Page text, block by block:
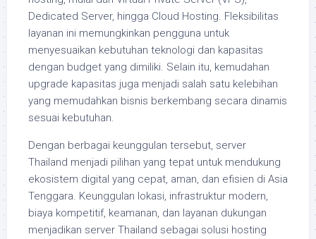
Dedicated Server, hingga Cloud Hosting. Fleksibilitas
layanan ini memungkinkan pengguna untuk
menyesuaikan kebutuhan teknologi dan kapasitas
dengan budget yang dimiliki. Selain itu, kemudahan
upgrade kapasitas juga menjadi salah satu kelebihan
yang memudahkan bisnis berkembang secara dinamis
sesuai kebutuhan.
Dengan berbagai keunggulan tersebut, server
Thailand menjadi pilihan yang tepat untuk mendukung
ekosistem digital yang cepat, aman, dan efisien di Asia
Tenggara. Keunggulan lokasi, infrastruktur modern,
biaya kompetitif, keamanan, dan layanan dukungan
menjadikan server Thailand sebagai solusi hosting